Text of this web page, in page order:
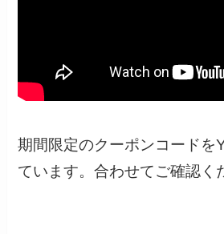
期間限定のクーポンコードを
ています。合わせてご確認く